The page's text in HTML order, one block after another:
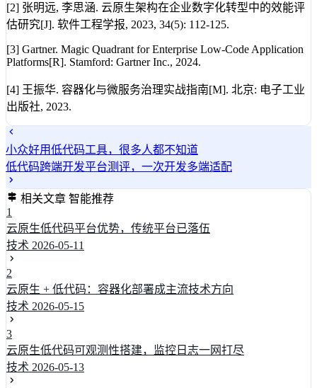
[2] 张明远, 李思涵. 云原生架构在企业数字化转型中的效能评
估研究[J]. 软件工程学报, 2023, 34(5): 112-125.
[3] Gartner. Magic Quadrant for Enterprise Low-Code Application
Platforms[R]. Stamford: Gartner Inc., 2024.
[4] 王振华. 容器化与微服务治理实战指南[M]. 北京: 电子工业
出版社, 2023.
小众好用低代码工具，很多人都不知道
低代码跨端开发平台测评，一次开发多端适配
相关文章 智能推荐
1
云原生低代码平台优势，传统平台已落伍
技术 2026-05-11
2
云原生 + 低代码：容器化部署成主流技术方向
技术 2026-05-15
3
云原生低代码可观测性搭建，监控日志一网打尽
技术 2026-05-13